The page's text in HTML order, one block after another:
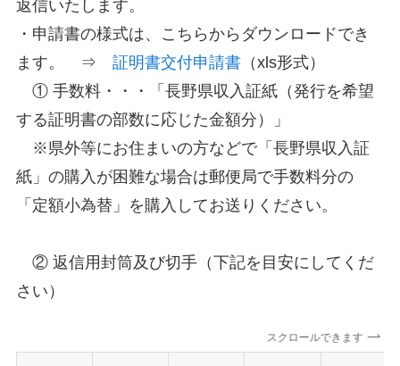
返信いたします。
・申請書の様式は、こちらからダウンロードでき
ます。 ⇒ 証明書交付申請書（xls形式）
① 手数料・・・「長野県収入証紙（発行を希望
する証明書の部数に応じた金額分）」
※県外等にお住まいの方などで「長野県収入証
紙」の購入が困難な場合は郵便局で手数料分の
「定額小為替」を購入してお送りください。
② 返信用封筒及び切手（下記を目安にしてくだ
さい）
スクロールできます